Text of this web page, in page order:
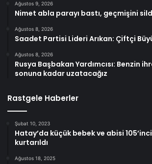
Ağustos 9, 2026
Nimet abla parayı bastı, geçmişini
Ağustos 8, 2026
Saadet Partisi Lideri Arıkan: Çiftçi
Ağustos 8, 2026
Rusya Başbakan Yardımcısı: Benzin
sonuna kadar uzatacağız
Rastgele Haberler
Şubat 10, 2023
Hatay’da küçük bebek ve abisi
kurtarıldı
Ağustos 18, 2025